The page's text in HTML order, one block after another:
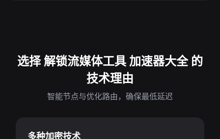
选择 解锁流媒体工具 加速器大全 的
技术理由
智能节点与优化路由，确保最低延迟
多种加密技术